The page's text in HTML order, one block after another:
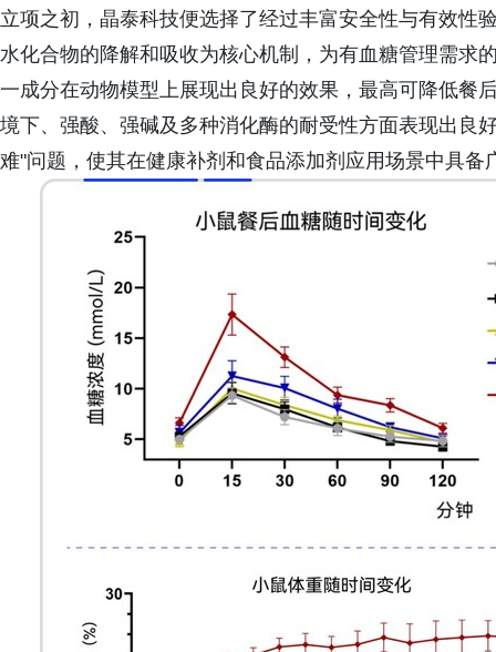
立项之初，晶泰科技便选择了经过丰富安全性与有效性
水化合物的降解和吸收为核心机制，为有血糖管理需求
一成分在动物模型上展现出良好的效果，最高可降低
境下、强酸、强碱及多种消化酶的耐受性方面表现出良
难"问题，使其在健康补剂和食品添加剂应用场景中具备